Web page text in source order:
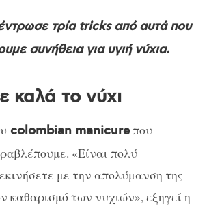
τρία tricks από αυτά που
συνήθεια για υγιή νύχια.
καλά το νύχι
colombian manicureπου
«Είναι πολύ
με την απολύμανση της
καθαρισμό των νυχιών», εξηγεί η